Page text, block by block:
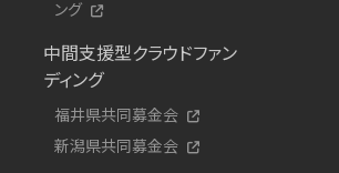
ング
中間支援型クラウドファン
ディング
福井県共同募金会
新潟県共同募金会